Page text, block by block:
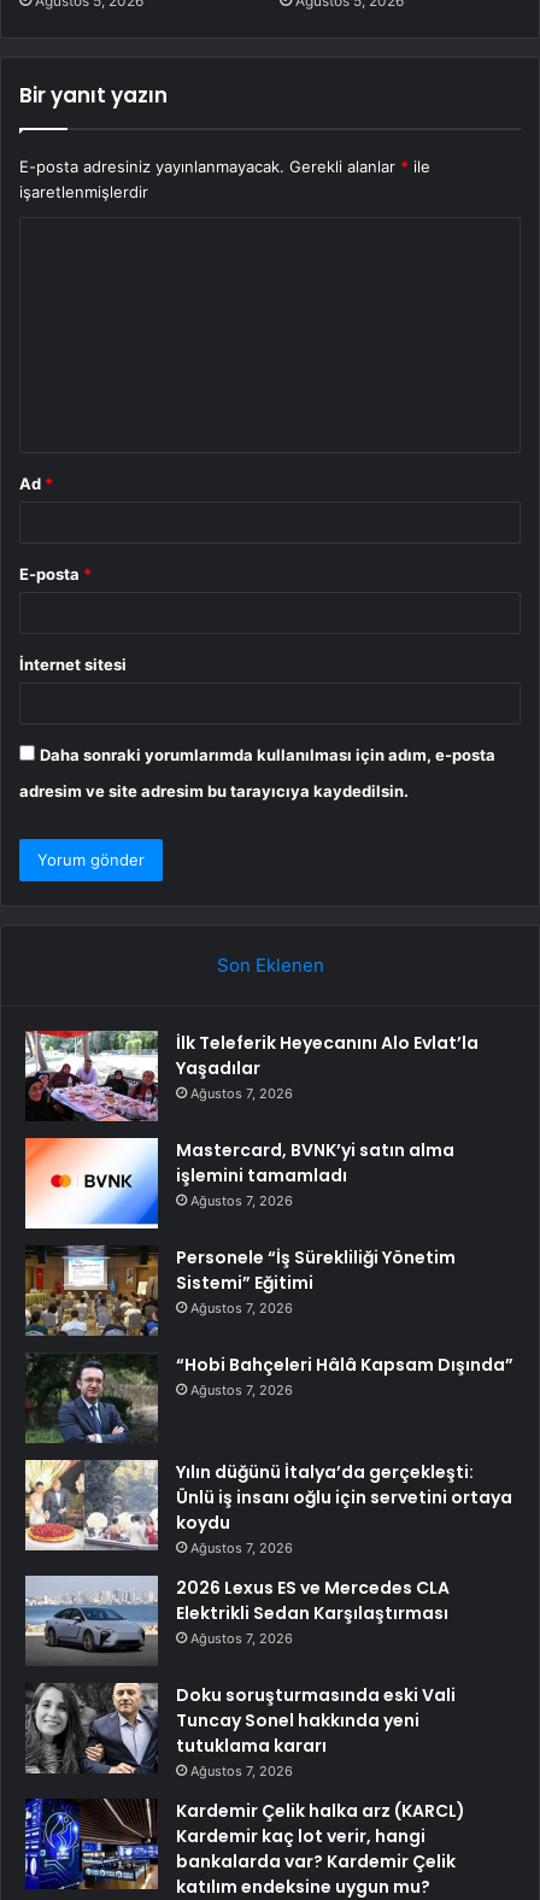
Bir yanıt yazın
E-posta adresiniz yayınlanmayacak. Gerekli alanlar * ile
işaretlenmişlerdir
Ad *
E-posta *
İnternet sitesi
Daha sonraki yorumlarımda kullanılması için adım, e-posta
adresim ve site adresim bu tarayıcıya kaydedilsin.
Son Eklenen
İlk Teleferik Heyecanını Alo Evlat’la
Yaşadılar
Ağustos 7, 2026
Mastercard, BVNK’yi satın alma
işlemini tamamladı
Ağustos 7, 2026
Personele “İş Sürekliliği Yönetim
Sistemi” Eğitimi
Ağustos 7, 2026
“Hobi Bahçeleri Hâlâ Kapsam Dışında”
Ağustos 7, 2026
Yılın düğünü İtalya’da gerçekleşti:
Ünlü iş insanı oğlu için servetini ortaya
koydu
Ağustos 7, 2026
2026 Lexus ES ve Mercedes CLA
Elektrikli Sedan Karşılaştırması
Ağustos 7, 2026
Doku soruşturmasında eski Vali
Tuncay Sonel hakkında yeni
tutuklama kararı
Ağustos 7, 2026
Kardemir Çelik halka arz (KARCL)
Kardemir kaç lot verir, hangi
bankalarda var? Kardemir Çelik
katılım endeksine uygun mu?